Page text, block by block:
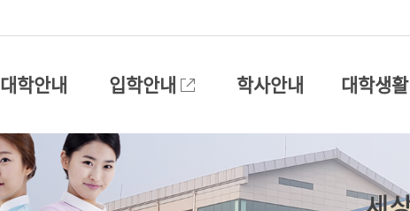
대학안내 입학안내 학사안내 대학생활